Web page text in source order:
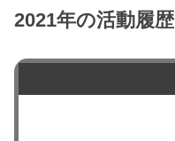
2021年の活動履歴